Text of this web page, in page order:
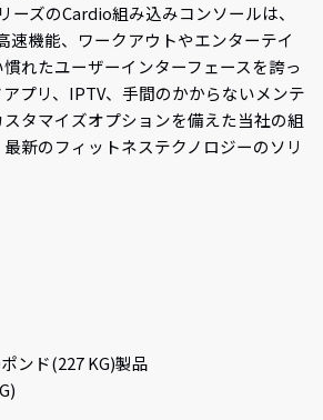
ーズのCardio組み込みコンソールは、
速機能、ワークアウトやエンターテイ
れたユーザーインターフェースを誇っ
プリ、IPTV、手間のかからないメンテ
タマイズオプションを備えた当社の組
新のフィットネステクノロジーのソリ
ンド(227 KG)製品